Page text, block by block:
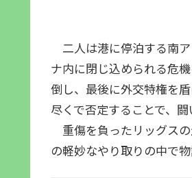
二人は港に停泊する南
ナ内に閉じ込められる危
倒し、最後に外交特権を
尽くで否定することで、闘
重傷を負ったリッグス
の軽妙なやり取りの中で物